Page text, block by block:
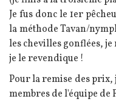
Je fus donc le 1er
la méthode Tavan/
les chevilles gonflées,
je le revendique !
Pour la remise des prix,
membres de l'équipe de